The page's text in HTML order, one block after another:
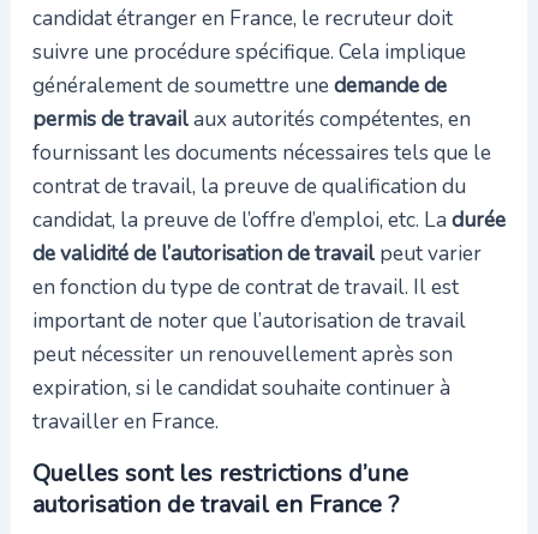
candidat étranger en France, le recruteur doit
suivre une procédure spécifique. Cela implique
généralement de soumettre unedemande de
permis de travailaux autorités compétentes, en
fournissant les documents nécessaires tels que le
contrat de travail, la preuve de qualification du
candidat, la preuve de l’offre d’emploi, etc. La durée
de validité de l’autorisation de travailpeut varier
en fonction du type de contrat de travail. Il est
important de noter que l’autorisation de travail
peut nécessiter un renouvellement après son
expiration, si le candidat souhaite continuer à
travailler en France.
Quelles sont les restrictions d’une
autorisation de travail en France ?